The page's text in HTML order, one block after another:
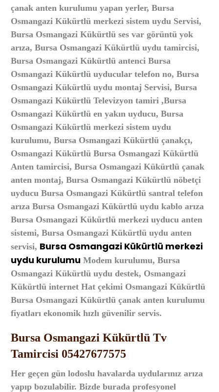
çanak anten kurulumu yapan yerler, Bursa
Osmangazi Kükürtlü merkezi sistem uydu Servisi,
Bursa Osmangazi Kükürtlü ses var görüntü yok
arıza, Bursa Osmangazi Kükürtlü uydu tamircisi,
Bursa Osmangazi Kükürtlü antenci Bursa
Osmangazi Kükürtlü uyducular telefon no, Bursa
Osmangazi Kükürtlü uydu montaj Servisi, Bursa
Osmangazi Kükürtlü Televizyon tamiri ,Bursa
Osmangazi Kükürtlü en yakın uyducu, Bursa
Osmangazi Kükürtlü merkezi sistem uydu
kurulumu, Bursa Osmangazi Kükürtlü çanakçı,
Osmangazi Kükürtlü Bursa Osmangazi Kükürtlü
Anten tamircisi, Bursa Osmangazi Kükürtlü çanak
anten montaj, Bursa Osmangazi Kükürtlü nöbetçi
uyducu Bursa Osmangazi Kükürtlü santral telefon
arıza Bursa Osmangazi Kükürtlü uydu kablo arıza
Bursa Osmangazi Kükürtlü merkezi uyducu anten
sistemi, Bursa Osmangazi Kükürtlü uydu anten
servisi, Bursa Osmangazi Kükürtlü merkezi
uydu kurulumu Modem kurulumu, Bursa
Osmangazi Kükürtlü uydu destek, Osmangazi
Kükürtlüinternet Hat çekimi Osmangazi Kükürtlü
Bursa Osmangazi Kükürtlü çanak anten kurulumu
fiyatları ekonomik hızlı güvenilir servis.
Bursa Osmangazi Kükürtlü Tv
Tamircisi 05427677575
Her geçen gün lodoslu havalarda uydularınız arıza
yapıp bozulabilir. Bizde burada profesyonel